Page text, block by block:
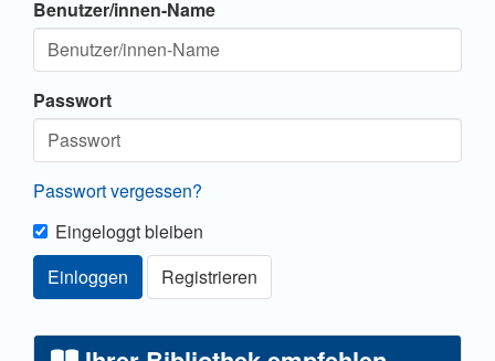
Benutzer/innen-Name
Passwort
Passwort vergessen?
Eingeloggt bleiben
Einloggen
Registrieren